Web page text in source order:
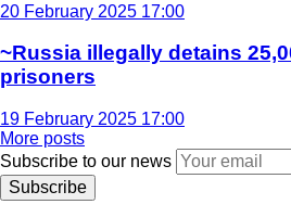
20 February 2025 17:00
~Russia illegally detains
prisoners
19 February 2025 17:00
More posts
Subscribe to our news
Subscribe